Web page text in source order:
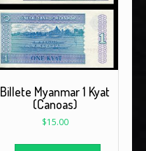
Billete Myanmar 1 Kyat
(Canoas)
$15.00